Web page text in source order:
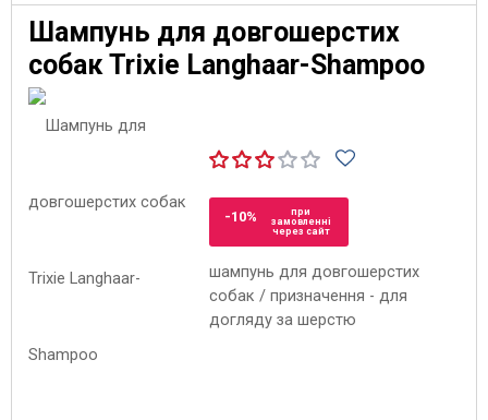
Шампунь для довгошерстих
собак Trixie Langhaar-Shampoo
-10%
при
замовленні
через сайт
шампунь для довгошерстих
собак / призначення - для
догляду за шерстю